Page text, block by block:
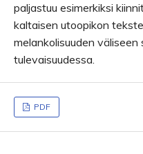
paljastuu esimerkiksi
kaltaisen utoopikon
melankolisuuden
tulevaisuudessa.
PDF